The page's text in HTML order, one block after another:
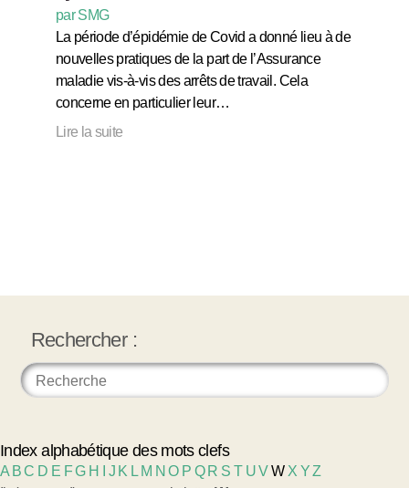
par SMG
La période d’épidémie de Covid a donné lieu à de
nouvelles pratiques de la part de l’Assurance
maladie vis-à-vis des arrêts de travail. Cela
concerne en particulier leur…
Lire la suite
Rechercher :
Index alphabétique des mots clefs
A BC D E FG H J K L M NO P Q R S T UVW X YZ